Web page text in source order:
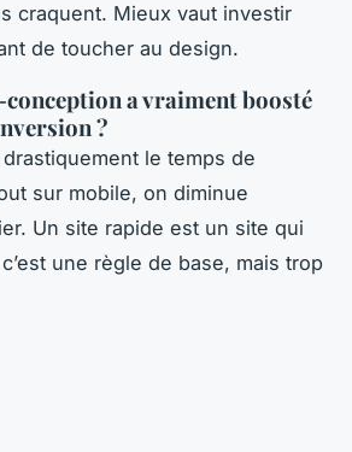
craquent. Mieux vaut investir
de toucher au design.
a vraiment boosté
?
le temps de
sur mobile, on diminue
Un site rapide est un site qui
une règle de base, mais trop